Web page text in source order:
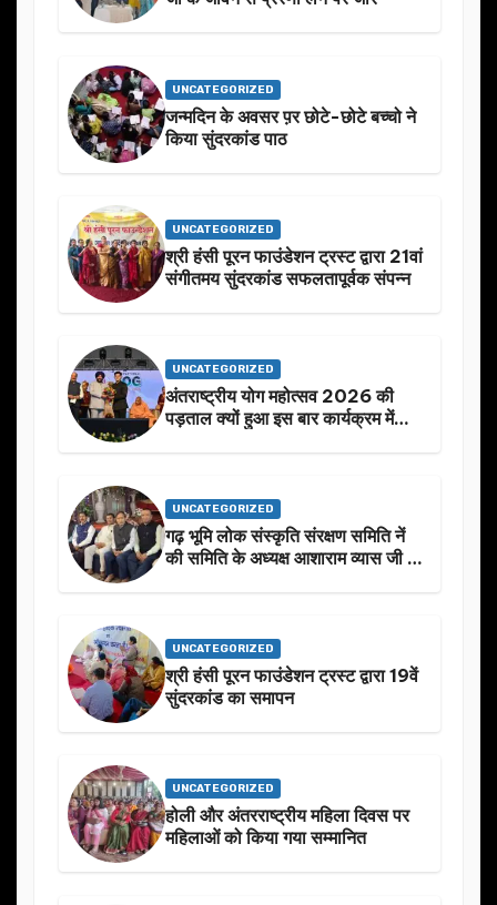
UNCATEGORIZED
जन्मदिन के अवसर प़र छोटे-छोटे बच्चो ने
किया सुंदरकांड पाठ
UNCATEGORIZED
श्री हंसी पूरन फाउंडेशन ट्रस्ट द्वारा 21वां
संगीतमय सुंदरकांड सफलतापूर्वक संपन्न
UNCATEGORIZED
अंतराष्ट्रीय योग महोत्सव 2026 की
पड़ताल क्यों हुआ इस बार कार्यक्रम में
UNCATEGORIZED
गढ़ भूमि लोक संस्कृति संरक्षण समिति नें
की समिति के अध्यक्ष आशाराम व्यास जी के
UNCATEGORIZED
श्री हंसी पूरन फाउंडेशन ट्रस्ट द्वारा 19वें
सुंदरकांड का समापन
UNCATEGORIZED
होली और अंतरराष्ट्रीय महिला दिवस पर
महिलाओं को किया गया सम्मानित